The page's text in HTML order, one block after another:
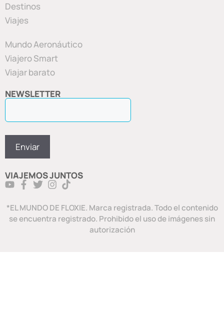
Destinos
Viajes
Mundo Aeronáutico
Viajero Smart
Viajar barato
NEWSLETTER
VIAJEMOS JUNTOS
*EL MUNDO DE FLOXIE. Marca registrada. Todo el contenido
se encuentra registrado. Prohibido el uso de imágenes sin
autorización